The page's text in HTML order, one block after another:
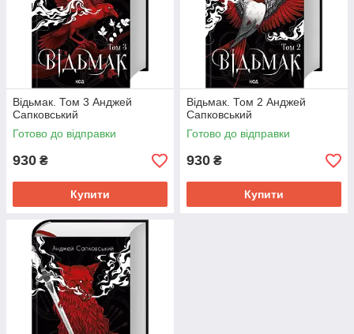
Відьмак. Том 3 Анджей
Сапковський
Готово до відправки
930 ₴
Купити
Відьмак. Том 2 Анджей
Сапковський
Готово до відправки
930 ₴
Купити